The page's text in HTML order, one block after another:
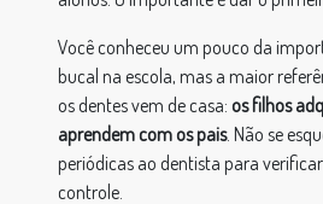
Você conheceu um pouco da
bucal na escola, mas a maior
os dentes vem de casa: os filhos
aprendem com os pais. Não se
periódicas ao dentista para
controle.